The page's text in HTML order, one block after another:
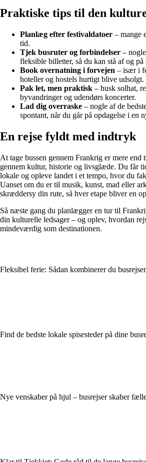
Praktiske tips til den
Planlæg efter festivaldatoer – mange
tid.
Tjek busruter og forbindelser –
fleksible billetter, så du kan stå af og på
Book overnatning i forvejen – især i
hoteller og hostels hurtigt blive udsolgt.
Pak let, men praktisk – husk solhat,
byvandringer og udendørs koncerter.
Lad dig overraske – nogle af de
spontant, når du går på opdagelse i en
En rejse fyldt med indtryk
At tage bussen gennem Frankrig er mere end
gennem kultur, historie og livsglæde. Du får
lokale og opleve landet i et tempo, hvor du
Uanset om du er til musik, kunst, mad eller
skræddersy din rute, så hver etape bliver en
Så næste gang du planlægger en tur til
din kulturelle ledsager – og oplev, hvordan
mindeværdig som destinationen.
Fleksibel ferie: Sådan kombinerer du
Find de bedste lokale spisesteder på dine
Nye venskaber på hjul – busrejser skaber